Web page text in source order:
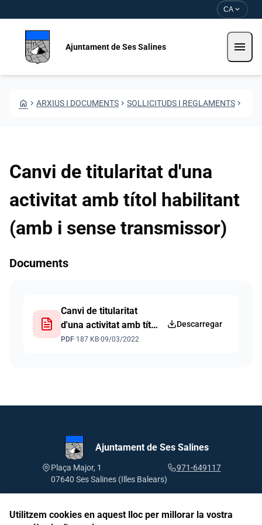
CA expand_more
Ajuntament de Ses Salines menu
HOME CHEVRON_RIGHT ARXIUS I DOCUMENTS CHEVRON_RIGHT SOLLICITUDS I REGLAMENTS CHEVRON_RIGHT
Canvi de titularitat d'una
activitat amb títol habilitant
(amb i sense transmissor)
Documents
Canvi de titularitat
d'una activitat amb títol
habilitant (amb i sense
PDF·187 KB·09/03/2022
Descarregar
Ajuntament de Ses Salines
Plaça Major, 1
07640 Ses Salines (Illes Balears)
971-649117
Utilitzem cookies en aquest lloc per millorar la vostra